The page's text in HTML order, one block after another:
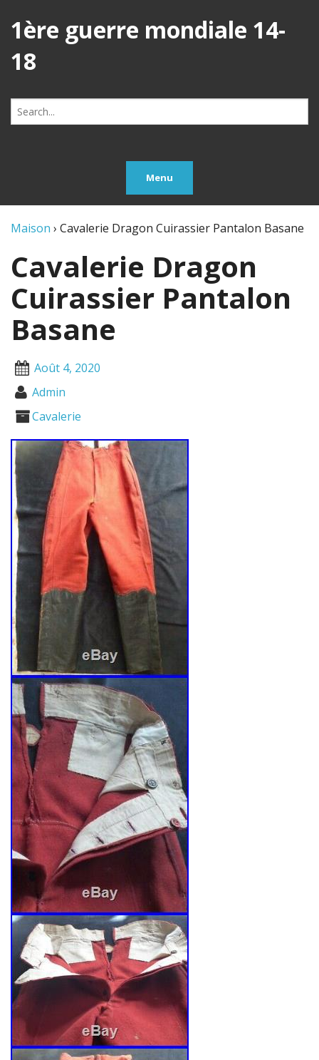
1ère guerre mondiale 14-
18
Search
for:
Menu
Maison › Cavalerie Dragon Cuirassier Pantalon Basane
Cavalerie Dragon
Cuirassier Pantalon
Basane
Août 4, 2020
Admin
Cavalerie